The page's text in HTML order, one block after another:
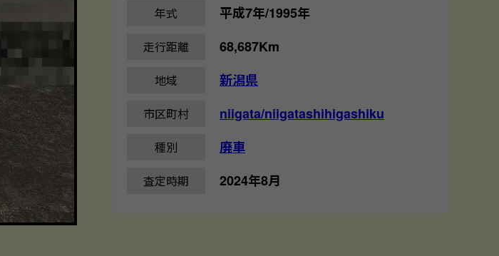
年式 平成7年/1995年
走行距離 68,687Km
地域 新潟県
市区町村 niigata/niigatashihigashiku
種別 廃車
査定時期 2024年8月